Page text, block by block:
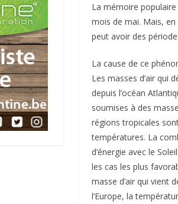
La mémoire
mois de mai. Mais,
peut avoir des
La cause de ce
Les masses d’air qui
depuis l’océan
soumises à des
régions tropicales
températures. La
d’énergie avec le
les cas les plus
masse d’air qui vient
l’Europe, la